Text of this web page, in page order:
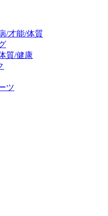
/才能/体質
質/健康
ツ